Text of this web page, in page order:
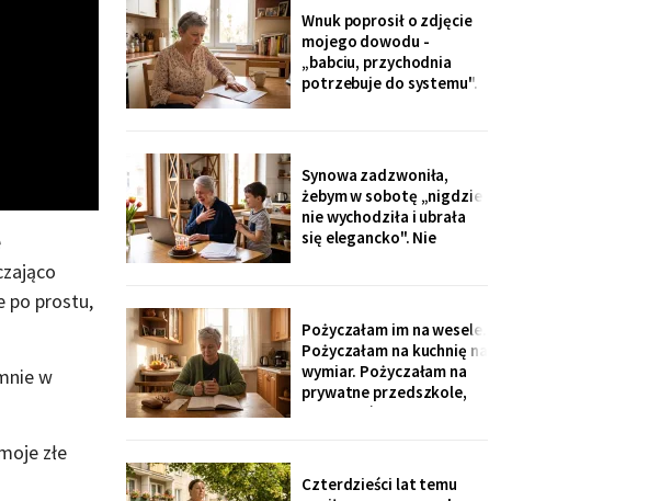
po prostu,
w
złe
dostałam jej różaniec, po
pogrzebie, z szuflady.
Siostra wyjaśniła: „Ty i
tak zawsze byłaś
ustawiona."
Wnuk poprosił o zdjęcie
mojego dowodu -
„babciu, przychodnia
potrzebuje do systemu".
tysiące, na moje dane.
Wnuk płakał, że odda.
Córka na to: „tylko
nigdzie nie zgłaszaj,
chcesz mu zniszczyć
Synowa zadzwoniła,
żebym w sobotę „nigdzie
nie wychodziła i ubrała
się elegancko". Nie
domu opieki. Przyjechali
z tortem i laptopem:
bilety do Rzymu na moje
siedemdziesiąte
urodziny
Pożyczałam im na wesele.
Pożyczałam na kuchnię na
wymiar. Pożyczałam na
prywatne przedszkole,
„bo Kubuś jest wrażliwy".
poprosiłam o pożyczkę -
na okulary progresywne -
Czterdzieści lat temu